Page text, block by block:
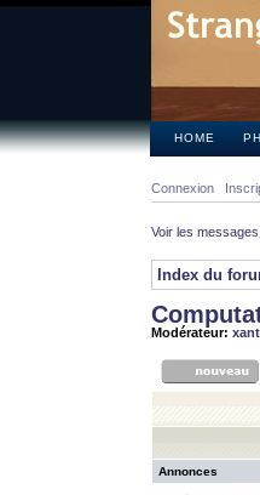
HOME
Connexion
Voir les
Index du
Modérateur:
Annonces